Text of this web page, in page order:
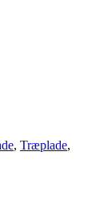
, Træplade,